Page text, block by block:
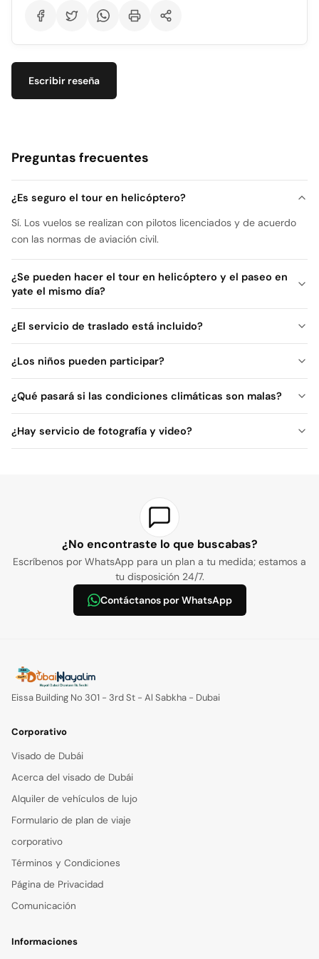
Escribir reseña
Preguntas frecuentes
¿Es seguro el tour en helicóptero?
Sí. Los vuelos se realizan con pilotos licenciados y de acuerdo
con las normas de aviación civil.
¿Se pueden hacer el tour en helicóptero y el paseo en
yate el mismo día?
¿El servicio de traslado está incluido?
¿Los niños pueden participar?
¿Qué pasará si las condiciones climáticas son malas?
¿Hay servicio de fotografía y video?
¿No encontraste lo que buscabas?
Escríbenos por WhatsApp para un plan a tu medida; estamos a
tu disposición 24/7.
Contáctanos por WhatsApp
Eissa Building No 301 - 3rd St - Al Sabkha - Dubai
Corporativo
Visado de Dubái
Acerca del visado de Dubái
Alquiler de vehículos de lujo
Formulario de plan de viaje
corporativo
Términos y Condiciones
Página de Privacidad
Comunicación
Informaciones